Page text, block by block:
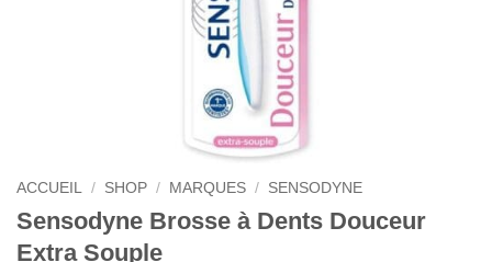
ACCUEIL / SHOP / MARQUES / SENSODYNE
Sensodyne Brosse à Dents Douceur
Extra Souple